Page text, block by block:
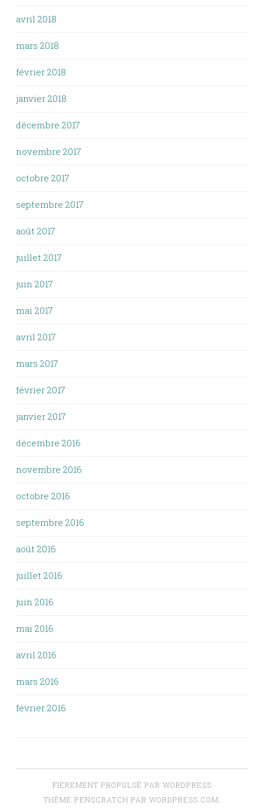
avril 2018
mars 2018
février 2018
janvier 2018
décembre 2017
novembre 2017
octobre 2017
septembre 2017
août 2017
juillet 2017
juin 2017
mai 2017
avril 2017
mars 2017
février 2017
janvier 2017
décembre 2016
novembre 2016
octobre 2016
septembre 2016
août 2016
juillet 2016
juin 2016
mai 2016
avril 2016
mars 2016
février 2016
FIÈREMENT PROPULSÉ PAR WORDPRESS
THÈME PENSCRATCH PAR WORDPRESS.COM